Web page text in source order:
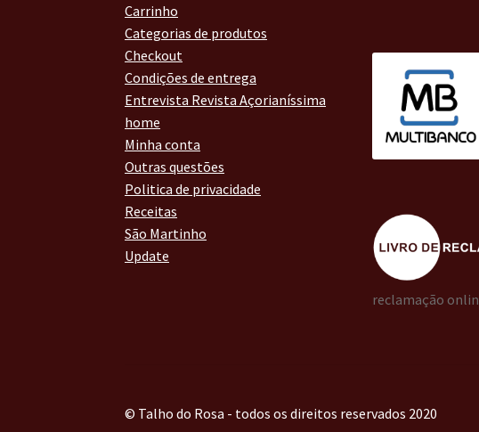
Carrinho
Categorias de produtos
Checkout
Condições de entrega
Entrevista Revista Açorianíssima
home
Minha conta
Outras questões
Politica de privacidade
Receitas
São Martinho
Update
reclamação
© Talho do Rosa - todos os direitos reservados 2020